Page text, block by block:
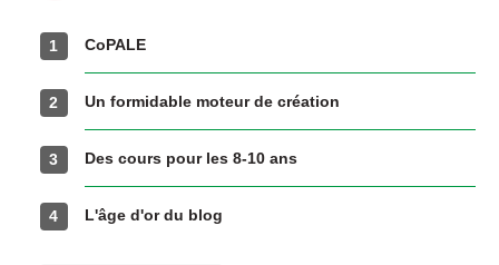
1 CoPALE
2 Un formidable moteur de création
3 Des cours pour les 8-10 ans
4 L'âge d'or du blog